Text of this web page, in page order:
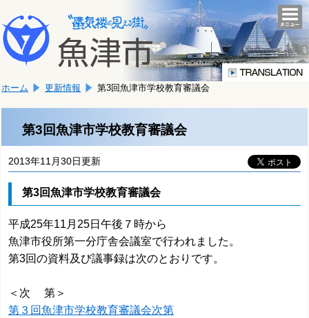
文
へ
移
ま
す。
こ
か
文
ホーム 更新情報 第3回魚津市学校教育審議会
第3回魚津市学校教育審議会
2013年11月30日更新
第3回魚津市学校教育審議会
平成25年11月25日午後７時から
魚津市役所第一分庁舎会議室で行われました。
第3回の資料及び議事録は次のとおりです。
＜次 第＞
第３回魚津市学校教育審議会次第